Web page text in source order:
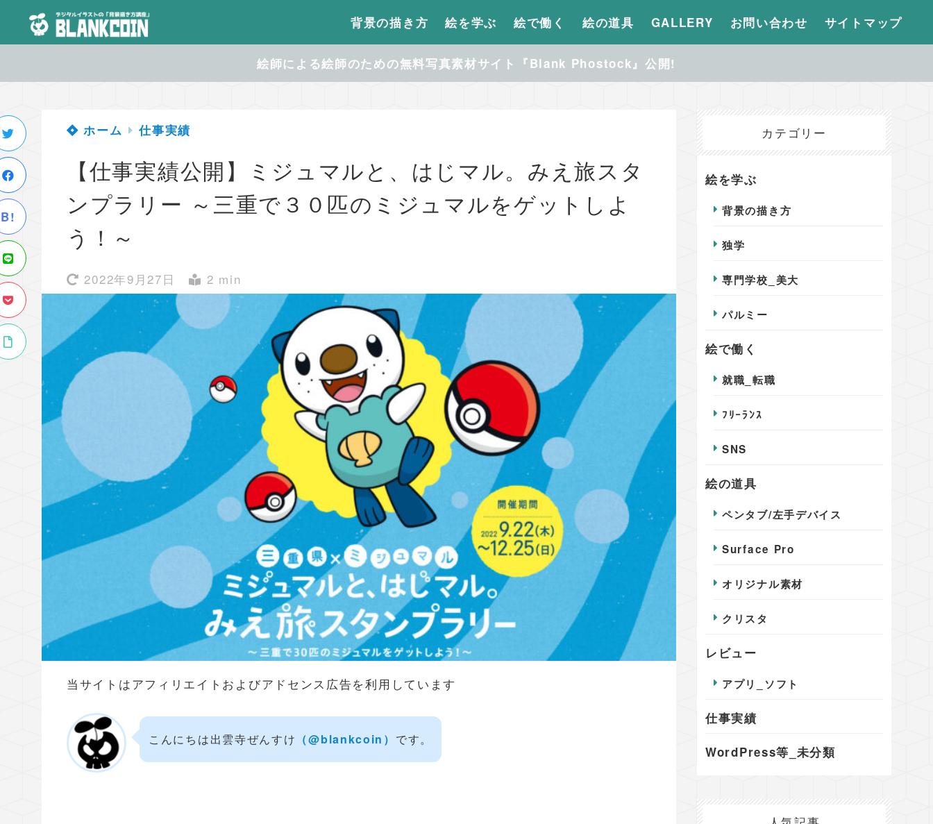
背景の描き方 絵を学ぶ 絵で働く 絵の道具 GALLERY お問い合わせ サイトマップ
絵師による絵師のための無料写真素材サイト『Blank Phostock』公開!
B!
ホーム 仕事実績
【仕事実績公開】ミジュマルと、はじマル。みえ旅スタ
ンプラリー ～三重で３０匹のミジュマルをゲットしよ
う！～
2022年9月27日 2 min
当サイトはアフィリエイトおよびアドセンス広告を利用しています
こんにちは出雲寺ぜんすけ （‎@blankcoin） です。
カテゴリー
絵を学ぶ
背景の描き方
独学
専門学校_美大
パルミー
絵で働く
就職_転職
ﾌﾘｰﾗﾝｽ
SNS
絵の道具
ペンタブ/左手デバイス
Surface Pro
オリジナル素材
クリスタ
レビュー
アプリ_ソフト
仕事実績
WordPress等_未分類